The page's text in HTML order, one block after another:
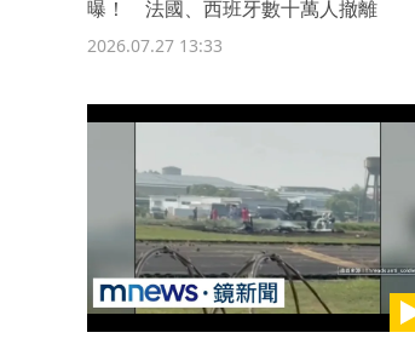
曝！ 法國、西班牙數十萬人撤離
2026.07.27 13:33